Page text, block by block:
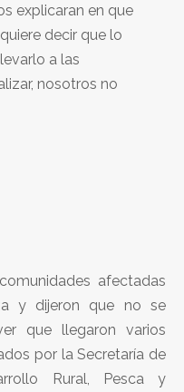
explicaran en que
decir que lo
a las
nosotros no
afectadas
y dijeron que no se
que llegaron varios
por la Secretaría de
Rural, Pesca y